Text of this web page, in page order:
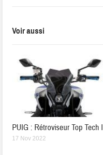
Voir aussi
PUIG : Rétroviseur Top Tech I
17 Nov 2022